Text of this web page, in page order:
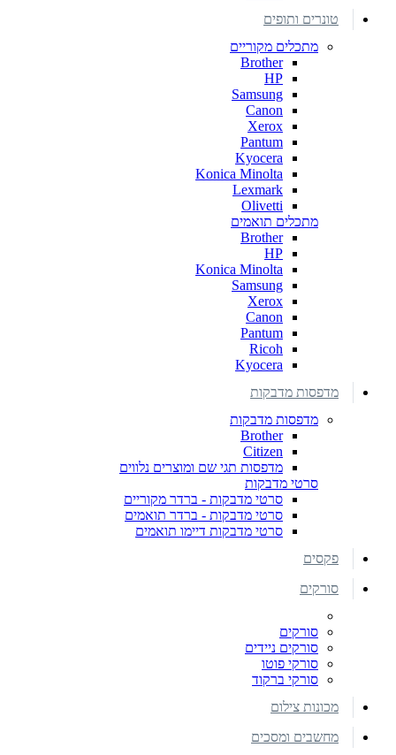
טונרים ותופים
מתכלים מקוריים
Brother
HP
Samsung
Canon
Xerox
Pantum
Kyocera
Konica Minolta
Lexmark
Olivetti
מתכלים תואמים
Brother
HP
Konica Minolta
Samsung
Xerox
Canon
Pantum
Ricoh
Kyocera
מדפסות מדבקות
מדפסות מדבקות
Brother
Citizen
מדפסות תגי שם ומוצרים נלווים
סרטי מדבקות
סרטי מדבקות - ברדר מקוריים
סרטי מדבקות - ברדר תואמים
סרטי מדבקות דיימו תואמים
פקסים
סורקים
סורקים
סורקים ניידים
סורקי פוטו
סורקי ברקוד
מכונות צילום
מחשבים ומסכים